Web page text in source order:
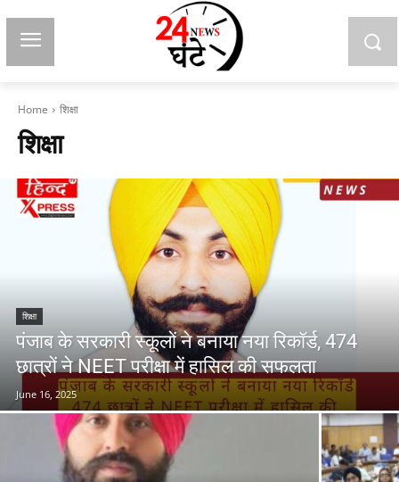
Home शिक्षा
शिक्षा
शिक्षा
पंजाब के सरकारी स्कूलों ने बनाया नया रिकॉर्ड, 474
छात्रों ने NEET परीक्षा में हासिल की सफलता
June 16, 2025